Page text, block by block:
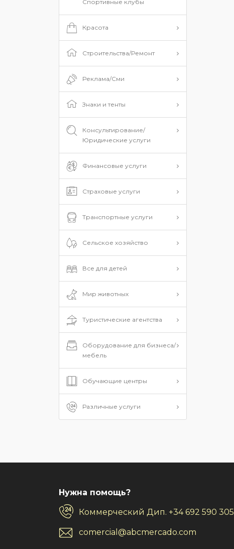
Спортивные клубы
Красота
Строительства/Ремонт
Реклама/Сми
Знаки и тенты
Консультирование/
Юридические услуги
Финансовые услуги
Страховые услуги
Транспортные услуги
Сельское хозяйство
Все для детей
Мир животных
Туристические агентства
Оборудование для бизнеса/
мебель
Обучающие центры
Различные услуги
Нужна помощь?
Коммерческий Дип. +34 692 590 305
comercial@abcmercado.com